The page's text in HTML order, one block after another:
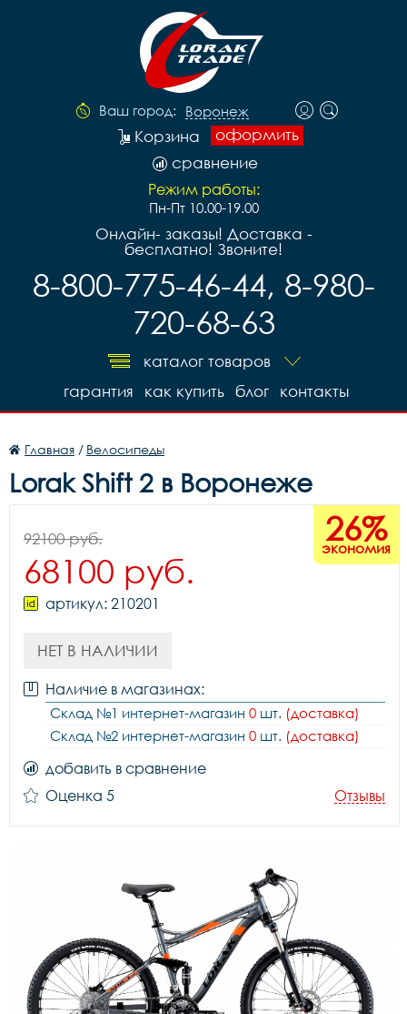
Ваш город: Воронеж
оформить
Корзина
сравнение
Режим работы:
Пн-Пт 10.00-19.00
Онлайн- заказы! Доставка -
бесплатно! Звоните!
8-800-775-46-44, 8-980-
720-68-63
каталог товаров
контакты
блог
как купить
гарантия
Главная / Велосипеды
Lorak Shift 2 в Воронеже
26%
экономия
92100 руб.
68100 руб.
артикул: 210201
НЕТ В НАЛИЧИИ
Наличие в магазинах:
Склад №1 интернет-магазин 0 шт. (доставка)
Склад №2 интернет-магазин 0 шт. (доставка)
добавить в сравнение
Оценка 5
Отзывы